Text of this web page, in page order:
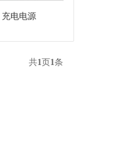
充电电源
共1页 1条